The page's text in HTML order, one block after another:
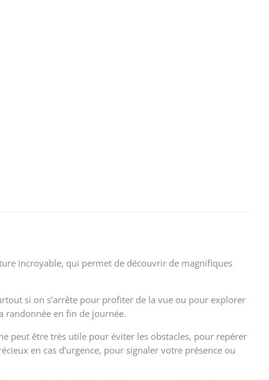
incroyable, qui permet de découvrir de magnifiques
si on s’arrête pour profiter de la vue ou pour explorer
randonnée en fin de journée.
peut être très utile pour éviter les obstacles, pour repérer
en cas d’urgence, pour signaler votre présence ou